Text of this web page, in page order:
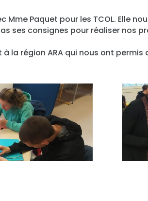
Mme Paquet pour les TCOL. Elle
ses consignes pour réaliser nos
la région ARA qui nous ont permis